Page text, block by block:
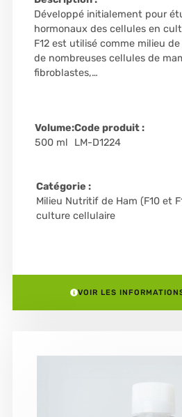
Développé initialement pour
hormonaux des cellules en
F12 est utilisé comme milieu
de nombreuses cellules de
fibroblastes,…
Volume:
500 ml
Code produit :
LM-D1224
Catégorie :
Milieu Nutritif de Ham (F10 et
culture cellulaire
VOIR LES